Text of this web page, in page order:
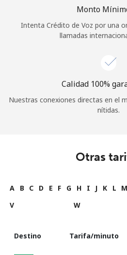
Monto
Intenta Crédito de Voz por una
llamadas
Calidad 100%
Nuestras conexiones directas en el
nítidas.
Otras
A B C D E F G H I J K L M
V
W
Destino Tarifa/minuto